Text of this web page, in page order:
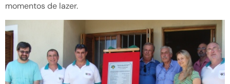
momentos de lazer.